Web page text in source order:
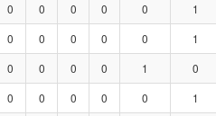
0 0 0 0 0 1
0 0 0 0 0 1
0 0 0 0 1 0
0 0 0 0 0 1